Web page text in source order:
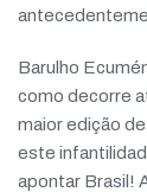
Barulho
como decorre
maior edição
este
apontar Brasil!